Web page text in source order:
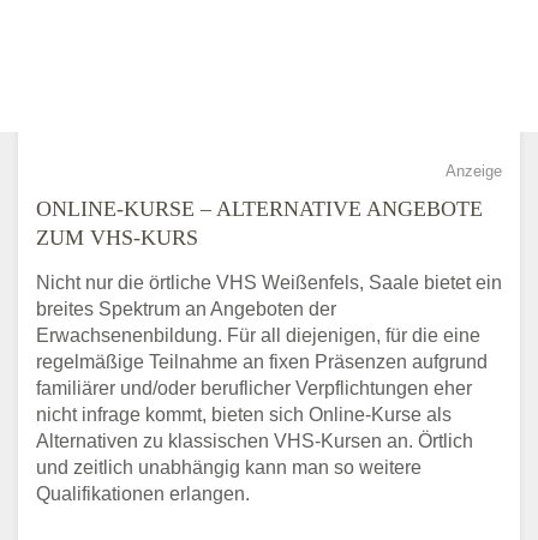
Anzeige
ONLINE-KURSE – ALTERNATIVE ANGEBOTE
ZUM VHS-KURS
Nicht nur die örtliche VHS Weißenfels, Saale bietet ein
breites Spektrum an Angeboten der
Erwachsenenbildung. Für all diejenigen, für die eine
regelmäßige Teilnahme an fixen Präsenzen aufgrund
familiärer und/oder beruflicher Verpflichtungen eher
nicht infrage kommt, bieten sich Online-Kurse als
Alternativen zu klassischen VHS-Kursen an. Örtlich
und zeitlich unabhängig kann man so weitere
Qualifikationen erlangen.